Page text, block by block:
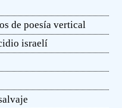
de poesía vertical
israelí